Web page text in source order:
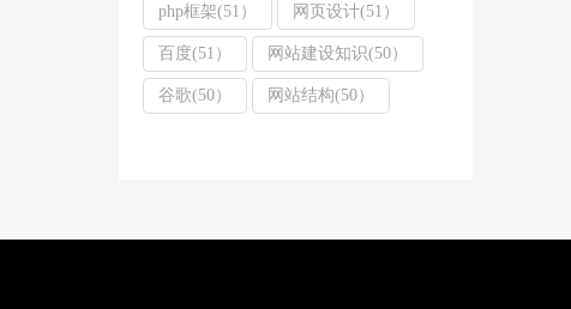
php框架(51） 网页设计(51）
百度(51） 网站建设知识(50）
谷歌(50） 网站结构(50）